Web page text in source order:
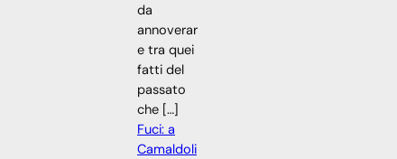
da
annoverar
e tra quei
fatti del
passato
che […]
Fuci: a
Camaldoli